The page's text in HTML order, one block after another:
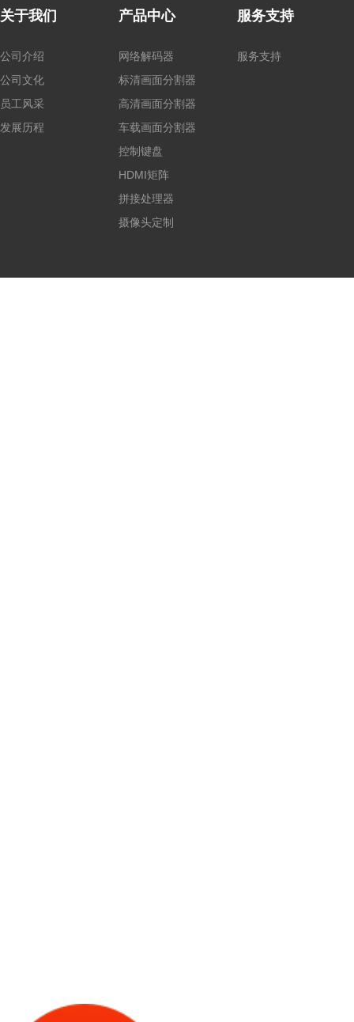
关于我们
公司介绍
公司文化
员工风采
发展历程
产品中心
网络解码器
标清画面分割器
高清画面分割器
车载画面分割器
控制键盘
HDMI矩阵
拼接处理器
摄像头定制
服务支持
服务支持